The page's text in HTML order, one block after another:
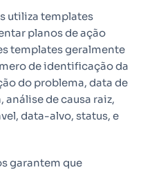
utiliza templates
planos de ação
templates geralmente
de identificação da
do problema, data de
de causa raiz,
data-alvo, status, e
garantem que